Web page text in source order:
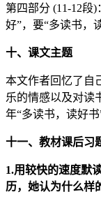
第四部分 (11-12段
好”，要“多读书，
十、课文主题
本文作者回忆了自
乐的情感以及对读
年“多读书，读好书
十一、教材课后习
1.用较快的速度默
历，她认为什么样